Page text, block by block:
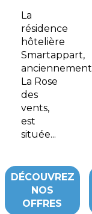
La
résidence
hôtelière
Smartappart,
anciennement
La Rose
des
vents,
est
située...
DÉCOUVREZ
NOS
OFFRES